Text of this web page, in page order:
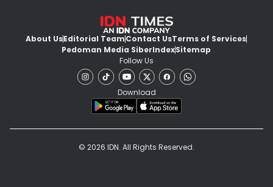
About UsEditorial TeamContact UsTerms of Services
Pedoman Media SiberIndexSitemap
Follow Us
Download
© 2026 IDN. All Rights Reserved.